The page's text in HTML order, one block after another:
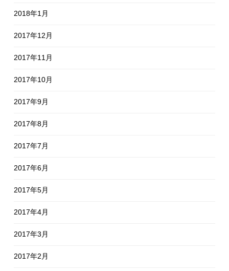
2018年1月
2017年12月
2017年11月
2017年10月
2017年9月
2017年8月
2017年7月
2017年6月
2017年5月
2017年4月
2017年3月
2017年2月